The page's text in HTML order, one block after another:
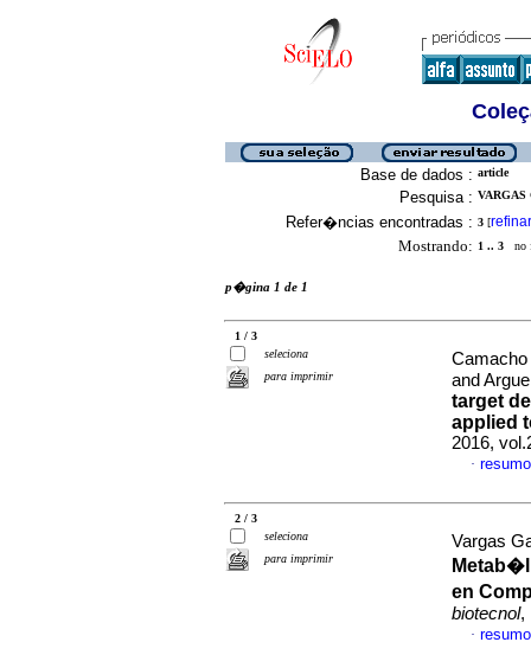
Base de dados : article
Pesquisa : VARGAS
Refer�ncias encontradas : 3 [refinar
Mostrando: 1 .. 3 no
p�gina 1 de 1
1 / 3
seleciona
para imprimir
and
target
applied
2016,
·
2 / 3
seleciona
para imprimir
Vargas
en
biotecnol,
·